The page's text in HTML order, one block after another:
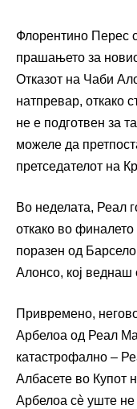
Флорентино Перес
прашањето за
Отказот на Чаби
натпревар, откако
не е подготвен за
можеле да
претседателот на
Во неделата, Реал
откако во
поразен од
Алонсо, кој веднаш
Привремено,
Арбелоа од Реал
катастрофално –
Албасете во Купот
Арбелоа сè уште не